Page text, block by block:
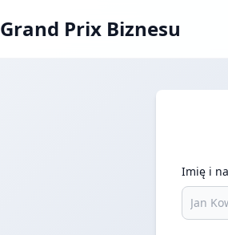
Grand Prix Biznesu
Imię i